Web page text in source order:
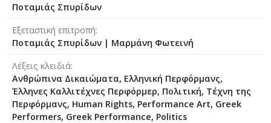
Ποταμιάς Σπυρίδων
Εξεταστική επιτροπή
Ποταμιάς Σπυρίδων | Μαρμάνη Φωτειν΄ή
Λέξεις κλειδιά
Ανθρώπινα Δικαιώματα, Ελληνική Περφόρμανς,
Έλληνες Καλλιτέχνες Περφόρμερ, Πολιτική, Τέχνη της
Περφόρμανς, Human Rights, Performance Art, Greek
Performers, Greek Performance, Politics